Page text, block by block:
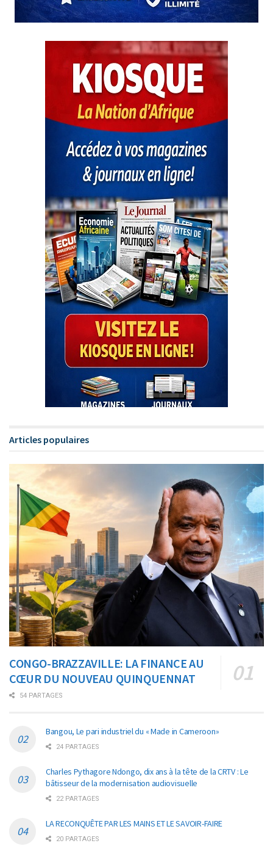
Articles populaires
CONGO-BRAZZAVILLE: LA FINANCE AU
CŒUR DU NOUVEAU QUINQUENNAT
54 PARTAGES
Bangou, Le pari industriel du « Made in Cameroon»
24 PARTAGES
Charles Pythagore Ndongo, dix ans à la tête de la CRTV : Le
bâtisseur de la modernisation audiovisuelle
22 PARTAGES
LA RECONQUÊTE PAR LES MAINS ET LE SAVOIR-FAIRE
20 PARTAGES